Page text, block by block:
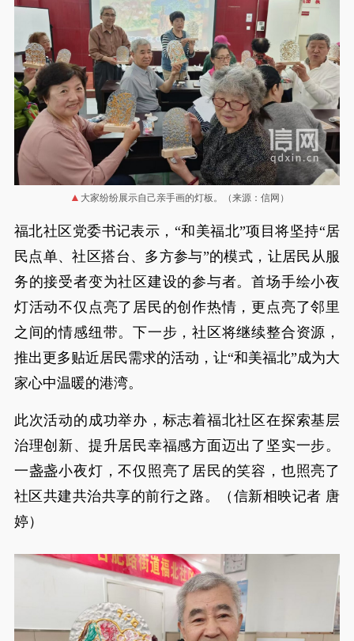
大家纷纷展示自己亲手画的灯板。（来源：信网）
福北社区党委书记表示，“和美福北”项目将坚持“居
民点单、社区搭台、多方参与”的模式，让居民从服
务的接受者变为社区建设的参与者。首场手绘小夜
灯活动不仅点亮了居民的创作热情，更点亮了邻里
之间的情感纽带。下一步，社区将继续整合资源，
推出更多贴近居民需求的活动，让“和美福北”成为大
家心中温暖的港湾。
此次活动的成功举办，标志着福北社区在探索基层
治理创新、提升居民幸福感方面迈出了坚实一步。
一盏盏小夜灯，不仅照亮了居民的笑容，也照亮了
社区共建共治共享的前行之路。（信新相映记者 唐
婷）